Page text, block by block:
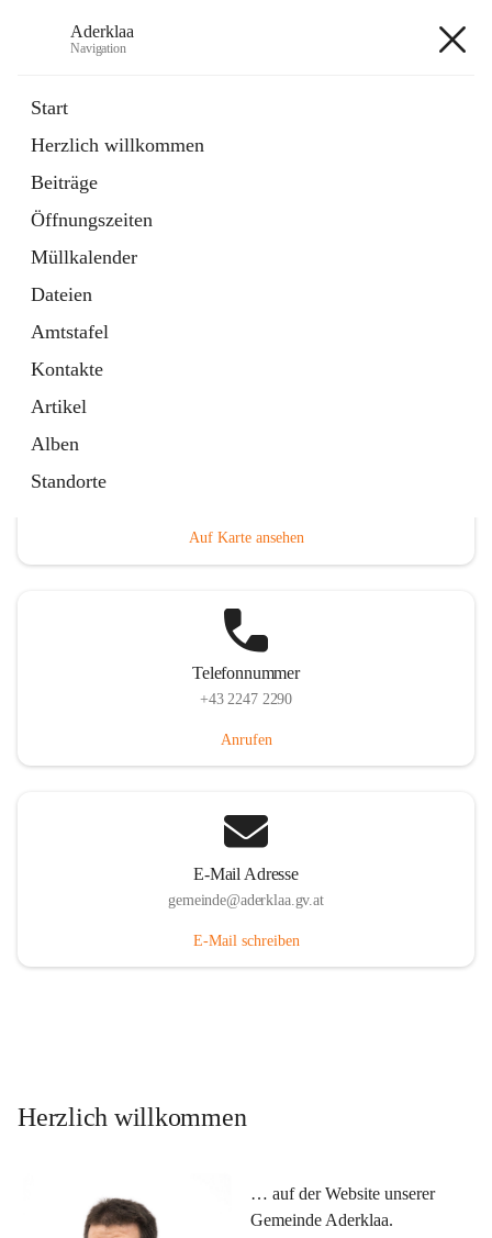
Aderklaa
Navigation
Start
Herzlich willkommen
Beiträge
Öffnungszeiten
Müllkalender
Dateien
Amtstafel
Kontakte
Artikel
Alben
Standorte
6 Schnellzugriffe
Gemeinde
3 Schnellzugriffe
Auf Karte ansehen
Telefonnummer
+43 2247 2290
Anrufen
E-Mail Adresse
gemeinde@aderklaa.gv.at
E-Mail schreiben
Herzlich willkommen
… auf der Website unserer
Gemeinde Aderklaa.